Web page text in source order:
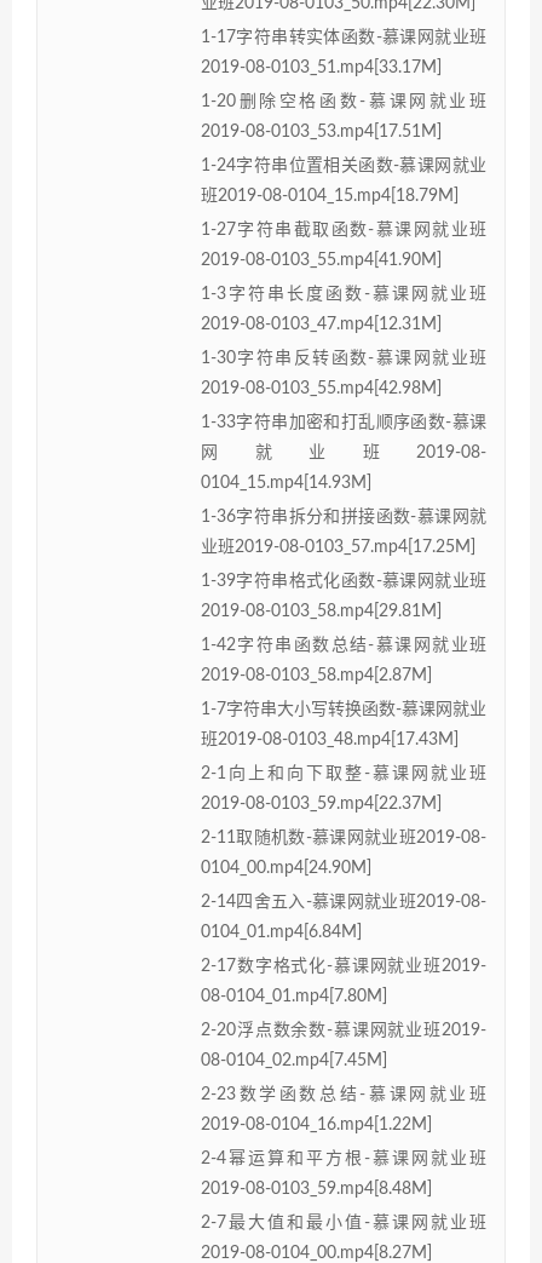
业班2019-08-0103_50.mp4[22.30M]
1-17字符串转实体函数-慕课网就业班
2019-08-0103_51.mp4[33.17M]
1-20删除空格函数-慕课网就业班
2019-08-0103_53.mp4[17.51M]
1-24字符串位置相关函数-慕课网就业
班2019-08-0104_15.mp4[18.79M]
1-27字符串截取函数-慕课网就业班
2019-08-0103_55.mp4[41.90M]
1-3字符串长度函数-慕课网就业班
2019-08-0103_47.mp4[12.31M]
1-30字符串反转函数-慕课网就业班
2019-08-0103_55.mp4[42.98M]
1-33字符串加密和打乱顺序函数-慕课
网就业班2019-08-
0104_15.mp4[14.93M]
1-36字符串拆分和拼接函数-慕课网就
业班2019-08-0103_57.mp4[17.25M]
1-39字符串格式化函数-慕课网就业班
2019-08-0103_58.mp4[29.81M]
1-42字符串函数总结-慕课网就业班
2019-08-0103_58.mp4[2.87M]
1-7字符串大小写转换函数-慕课网就业
班2019-08-0103_48.mp4[17.43M]
2-1向上和向下取整-慕课网就业班
2019-08-0103_59.mp4[22.37M]
2-11取随机数-慕课网就业班2019-08-
0104_00.mp4[24.90M]
2-14四舍五入-慕课网就业班2019-08-
0104_01.mp4[6.84M]
2-17数字格式化-慕课网就业班2019-
08-0104_01.mp4[7.80M]
2-20浮点数余数-慕课网就业班2019-
08-0104_02.mp4[7.45M]
2-23数学函数总结-慕课网就业班
2019-08-0104_16.mp4[1.22M]
2-4幂运算和平方根-慕课网就业班
2019-08-0103_59.mp4[8.48M]
2-7最大值和最小值-慕课网就业班
2019-08-0104_00.mp4[8.27M]